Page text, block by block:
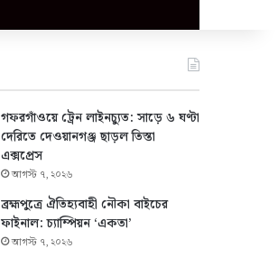
গফরগাঁওয়ে ট্রেন লাইনচ্যুত: সাড়ে ৬ ঘণ্টা
দেরিতে দেওয়ানগঞ্জ ছাড়ল তিস্তা
এক্সপ্রেস
আগস্ট ৭, ২০২৬
ব্রহ্মপুত্রে ঐতিহ্যবাহী নৌকা বাইচের
ফাইনাল: চ্যাম্পিয়ন ‘একতা’
আগস্ট ৭, ২০২৬